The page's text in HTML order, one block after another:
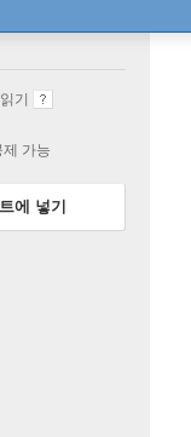
기
가능
에 넣기